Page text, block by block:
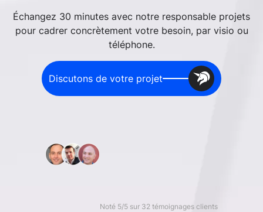
Échangez 30 minutes avec notre responsable projets
pour cadrer concrètement votre besoin, par visio ou
téléphone.
Discutons de votre projet
Noté 5/5 sur 32 témoignages clients